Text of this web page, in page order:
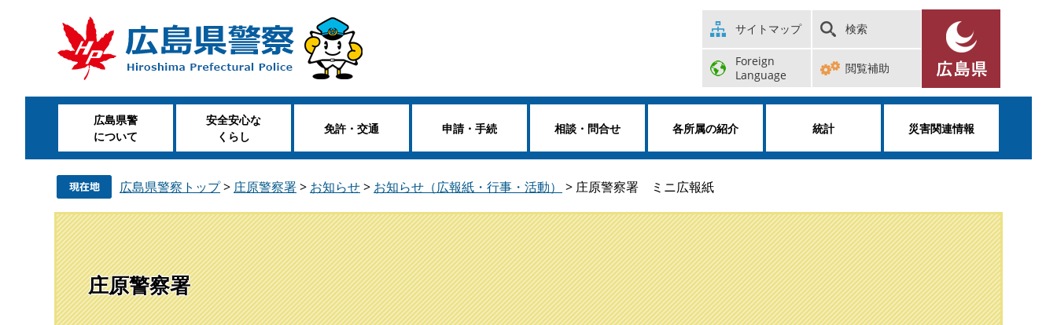
。
て
サイトマップ 検索
Foreign
Language
閲覧補助
広島県警
について
安全安心な
くらし
免許・交通 申請・手続 相談・問合せ 各所属の紹介 統計 災害関連情報
広島県警察トップ> 庄原警察署> お知らせ> お知らせ（広報紙・行事・活動） > 庄原警察署 ミニ広報紙
庄原警察署